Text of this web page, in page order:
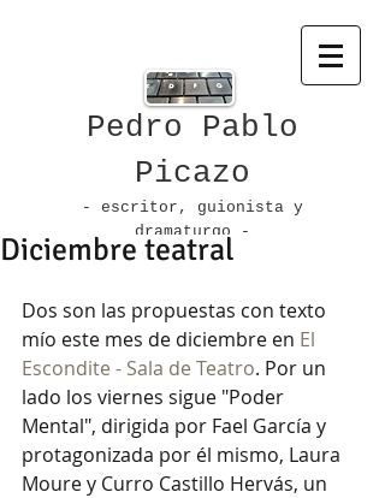
Pedro Pablo
Picazo
- escritor, guionista y
dramaturgo -
Diciembre teatral
Dos son las propuestas con texto
mío este mes de diciembre en El
Escondite - Sala de Teatro. Por un
lado los viernes sigue "Poder
Mental", dirigida por Fael García y
protagonizada por él mismo, Laura
Moure y Curro Castillo Hervás, un